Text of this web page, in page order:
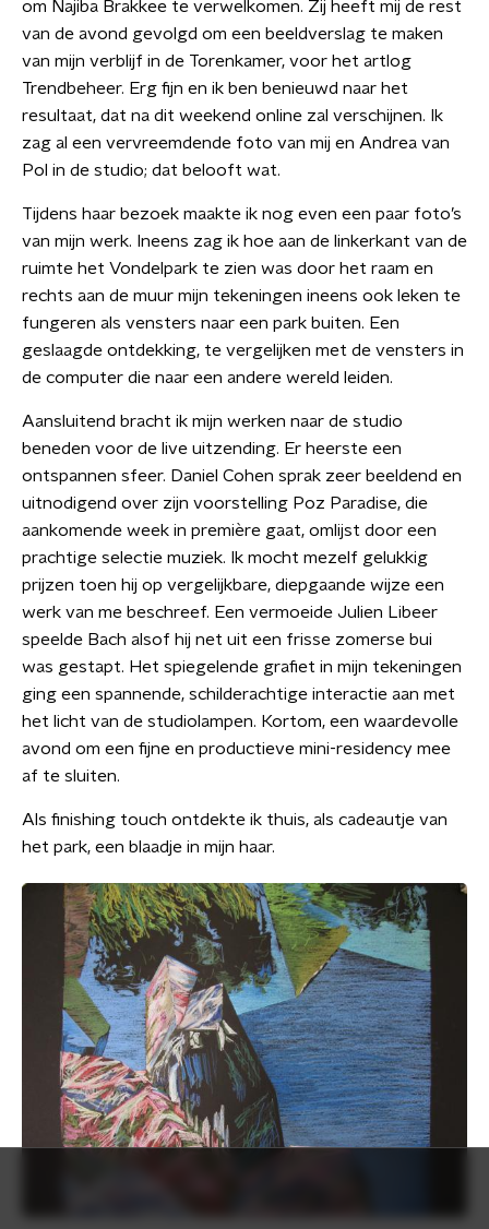
om Najiba Brakkee te verwelkomen. Zij heeft mij de rest
van de avond gevolgd om een beeldverslag te maken
van mijn verblijf in de Torenkamer, voor het artlog
Trendbeheer. Erg fijn en ik ben benieuwd naar het
resultaat, dat na dit weekend online zal verschijnen. Ik
zag al een vervreemdende foto van mij en Andrea van
Pol in de studio; dat belooft wat.
Tijdens haar bezoek maakte ik nog even een paar foto’s
van mijn werk. Ineens zag ik hoe aan de linkerkant van de
ruimte het Vondelpark te zien was door het raam en
rechts aan de muur mijn tekeningen ineens ook leken te
fungeren als vensters naar een park buiten. Een
geslaagde ontdekking, te vergelijken met de vensters in
de computer die naar een andere wereld leiden.
Aansluitend bracht ik mijn werken naar de studio
beneden voor de live uitzending. Er heerste een
ontspannen sfeer. Daniel Cohen sprak zeer beeldend en
uitnodigend over zijn voorstelling Poz Paradise, die
aankomende week in première gaat, omlijst door een
prachtige selectie muziek. Ik mocht mezelf gelukkig
prijzen toen hij op vergelijkbare, diepgaande wijze een
werk van me beschreef. Een vermoeide Julien Libeer
speelde Bach alsof hij net uit een frisse zomerse bui
was gestapt. Het spiegelende grafiet in mijn tekeningen
ging een spannende, schilderachtige interactie aan met
het licht van de studiolampen. Kortom, een waardevolle
avond om een fijne en productieve mini-residency mee
af te sluiten.
Als finishing touch ontdekte ik thuis, als cadeautje van
het park, een blaadje in mijn haar.